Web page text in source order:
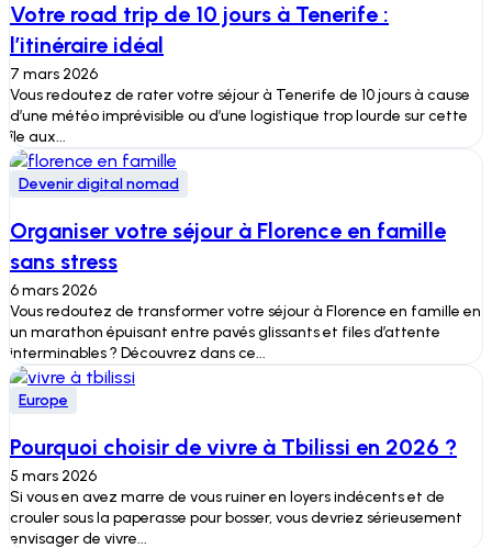
Votre road trip de 10 jours à Tenerife :
l’itinéraire idéal
7 mars 2026
Vous redoutez de rater votre séjour à Tenerife de 10 jours à cause
d’une météo imprévisible ou d’une logistique trop lourde sur cette
île aux...
Devenir digital nomad
Organiser votre séjour à Florence en famille
sans stress
6 mars 2026
Vous redoutez de transformer votre séjour à Florence en famille en
un marathon épuisant entre pavés glissants et files d’attente
interminables ? Découvrez dans ce...
Europe
Pourquoi choisir de vivre à Tbilissi en 2026 ?
5 mars 2026
Si vous en avez marre de vous ruiner en loyers indécents et de
crouler sous la paperasse pour bosser, vous devriez sérieusement
envisager de vivre...